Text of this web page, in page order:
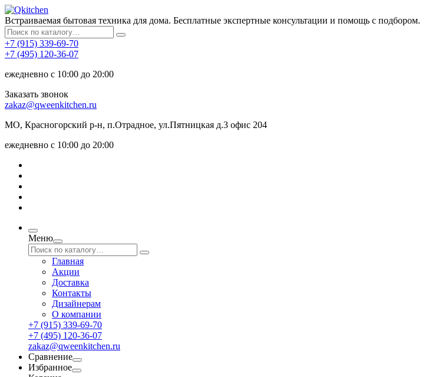
Встраиваемая бытовая техника для дома. Бесплатные экспертные консультации и помощь с подбором.
+7 (915) 339-69-70
+7 (495) 120-36-07
ежедневно с 10:00 до 20:00
Заказать звонок
zakaz@qweenkitchen.ru
МО, Красногорский р-н, п.Отрадное, ул.Пятницкая д.3 офис 204
ежедневно с 10:00 до 20:00
Меню
Главная
Акции
Доставка
Контакты
Дизайнерам
О компании
+7 (915) 339-69-70
+7 (495) 120-36-07
zakaz@qweenkitchen.ru
Сравнение
Избранное